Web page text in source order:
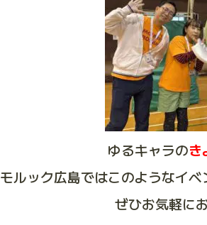
ゆるキャラのき
モルック広島ではこのようなイ
ぜひお気軽に